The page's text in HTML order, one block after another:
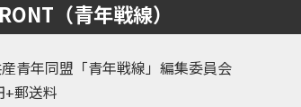
（青年戦線）
青年同盟「青年戦線」編集委員会
+郵送料